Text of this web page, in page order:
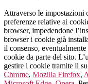
Attraverso le impostazioni
preferenze relative ai
browser, impedendone
browser i cookie già
il consenso,
cookie da parte del sito.
gestire i cookie tramite il
Chrome, Mozilla Firefox,